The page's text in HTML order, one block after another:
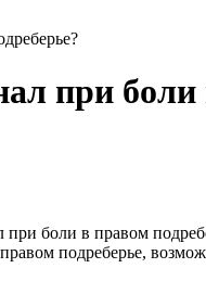
при боли
боли в правом
подреберье,